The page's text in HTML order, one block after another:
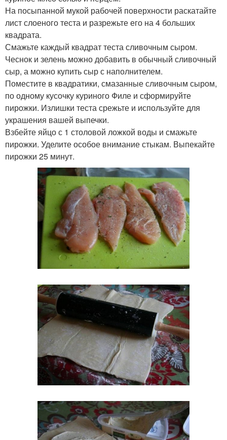
На посыпанной мукой рабочей поверхности раскатайте
лист слоеного теста и разрежьте его на 4 больших
квадрата.
Смажьте каждый квадрат теста сливочным сыром.
Чеснок и зелень можно добавить в обычный сливочный
сыр, а можно купить сыр с наполнителем.
Поместите в квадратики, смазанные сливочным сыром,
по одному кусочку куриного Филе и сформируйте
пирожки. Излишки теста срежьте и используйте для
украшения вашей выпечки.
Взбейте яйцо с 1 столовой ложкой воды и смажьте
пирожки. Уделите особое внимание стыкам. Выпекайте
пирожки 25 минут.